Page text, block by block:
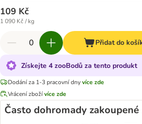
109 Kč
1 090 Kč / kg
Přidat do
Získejte 4 zooBodů za tento produkt
Dodání za 1-3 pracovní dnyvíce zde
Vrácení zbožívíce zde
Často dohromady